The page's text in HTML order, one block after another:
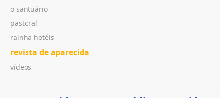
o santuário
pastoral
rainha hotéis
revista de aparecida
vídeos